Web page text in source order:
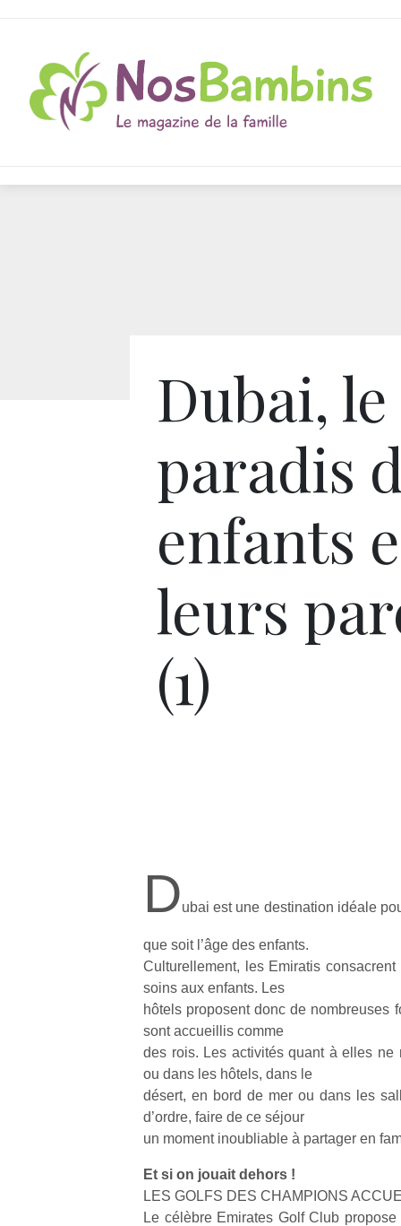
Dubai, le
paradis
enfants
leurs
(1)
Dubai est une destination idéale
que soit l’âge des enfants.
Culturellement, les Emiratis consacrent
soins aux enfants. Les
hôtels proposent donc de nombreuses
sont accueillis comme
des rois. Les activités quant à elles ne
ou dans les hôtels, dans le
désert, en bord de mer ou dans les
d’ordre, faire de ce séjour
un moment inoubliable à partager en
Et si on jouait dehors !
LES GOLFS DES CHAMPIONS
Le célèbre Emirates Golf Club